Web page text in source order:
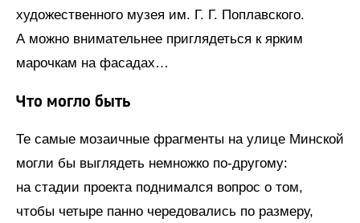
художественного музея им. Г. Г. Поплавского.
А можно внимательнее приглядеться к ярким
марочкам на фасадах…
Что могло быть
Те самые мозаичные фрагменты на улице Минской
могли бы выглядеть немножко по-другому:
на стадии проекта поднимался вопрос о том,
чтобы четыре панно чередовались по размеру,